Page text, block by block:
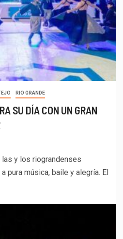
RIO GRANDE
SU DÍA CON UN GRAN
y los riograndenses
pura música, baile y alegría. El